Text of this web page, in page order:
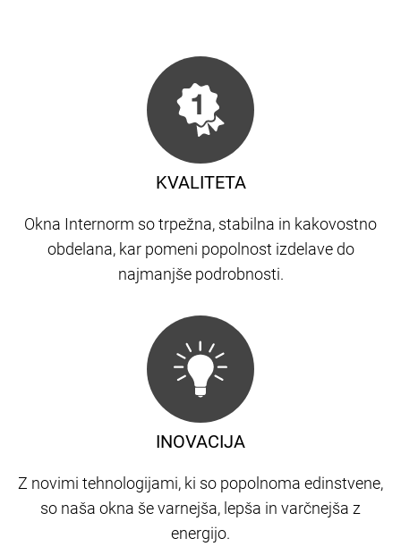
KVALITETA
Okna Internorm so trpežna, stabilna in kakovostno
obdelana, kar pomeni popolnost izdelave do
najmanjše podrobnosti.
INOVACIJA
Z novimi tehnologijami, ki so popolnoma edinstvene,
so naša okna še varnejša, lepša in varčnejša z
energijo.